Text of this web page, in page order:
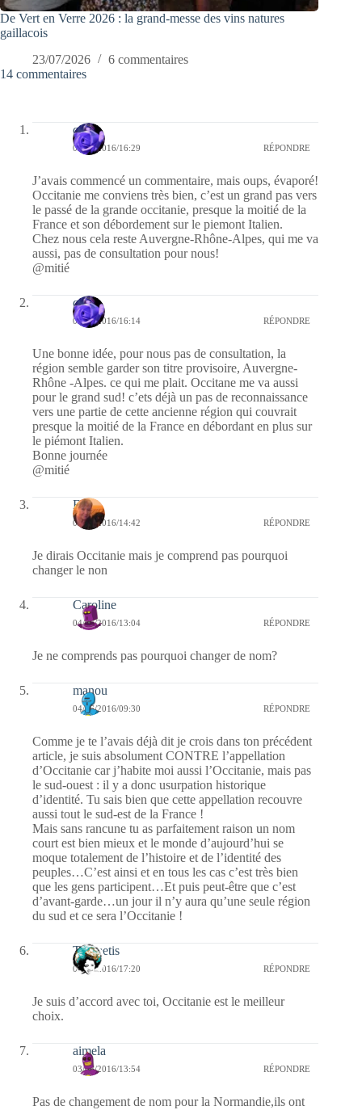
De Vert en Verre 2026 : la grand-messe des vins natures
gaillacois
23/07/2026
6 commentaires
14 commentaires
covix
04/06/2016/16:29 RÉPONDRE
J’avais commencé un commentaire, mais oups, évaporé!
Occitanie me conviens très bien, c’est un grand pas vers
le passé de la grande occitanie, presque la moitié de la
France et son débordement sur le piemont Italien.
Chez nous cela reste Auvergne-Rhône-Alpes, qui me va
aussi, pas de consultation pour nous!
@mitié
covix
04/06/2016/16:14 RÉPONDRE
Une bonne idée, pour nous pas de consultation, la
région semble garder son titre provisoire, Auvergne-
Rhône -Alpes. ce qui me plait. Occitane me va aussi
pour le grand sud! c’ets déjà un pas de reconnaissance
vers une partie de cette ancienne région qui couvrait
presque la moitié de la France en débordant en plus sur
le piémont Italien.
Bonne journée
@mitié
Evy
04/06/2016/14:42 RÉPONDRE
Je dirais Occitanie mais je comprend pas pourquoi
changer le non
Caroline
04/06/2016/13:04 RÉPONDRE
Je ne comprends pas pourquoi changer de nom?
manou
04/06/2016/09:30 RÉPONDRE
Comme je te l’avais déjà dit je crois dans ton précédent
article, je suis absolument CONTRE l’appellation
d’Occitanie car j’habite moi aussi l’Occitanie, mais pas
le sud-ouest : il y a donc usurpation historique
d’identité. Tu sais bien que cette appellation recouvre
aussi tout le sud-est de la France !
Mais sans rancune tu as parfaitement raison un nom
court est bien mieux et le monde d’aujourd’hui se
moque totalement de l’histoire et de l’identité des
peuples…C’est ainsi et en tous les cas c’est très bien
que les gens participent…Et puis peut-être que c’est
d’avant-garde…un jour il n’y aura qu’une seule région
du sud et ce sera l’Occitanie !
Themetis
03/06/2016/17:20 RÉPONDRE
Je suis d’accord avec toi, Occitanie est le meilleur
choix.
aimela
03/06/2016/13:54 RÉPONDRE
Pas de changement de nom pour la Normandie,ils ont